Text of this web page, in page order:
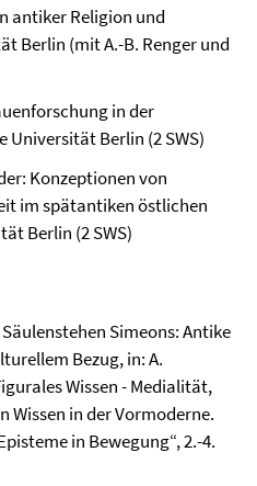
antiker Religion und
Berlin (mit A.-B. Renger und
in der
Universität Berlin (2 SWS)
Konzeptionen von
im spätantiken östlichen
Berlin (2 SWS)
Simeons: Antike
Bezug, in: A.
Wissen - Medialität,
in der Vormoderne.
in Bewegung“, 2.-4.